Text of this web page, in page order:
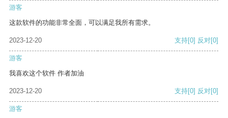
游客
这款软件的功能非常全面，可以满足我所有需求。
2023-12-20 支持[0] 反对[0]
游客
我喜欢这个软件 作者加油
2023-12-20 支持[0] 反对[0]
游客